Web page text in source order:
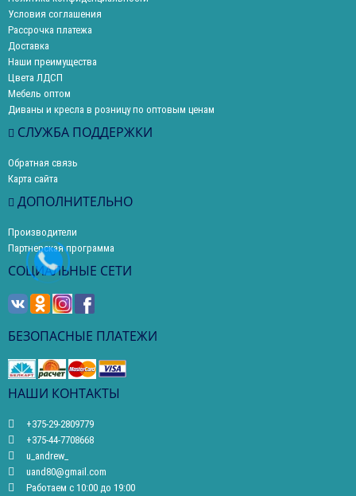
Условия соглашения
Рассрочка платежа
Доставка
Наши преимущества
Цвета ЛДСП
Мебель оптом
Диваны и кресла в розницу по оптовым ценам
СЛУЖБА ПОДДЕРЖКИ
Обратная связь
Карта сайта
ДОПОЛНИТЕЛЬНО
Производители
Партнерская программа
СОЦИАЛЬНЫЕ СЕТИ
БЕЗОПАСНЫЕ ПЛАТЕЖИ
НАШИ КОНТАКТЫ
+375-29-2809779
+375-44-7708668
u_andrew_
uand80@gmail.com
Работаем с 10:00 до 19:00